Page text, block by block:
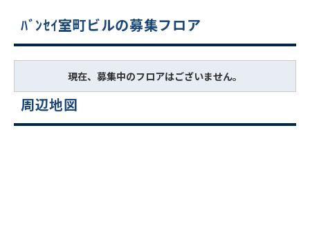
ﾊﾞﾝｾｲ室町ビルの募集フロア
現在、募集中のフロアはございません。
周辺地図